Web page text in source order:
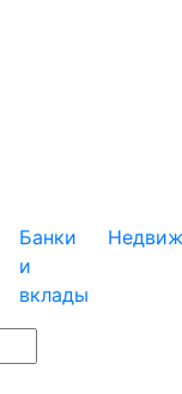
Банки
и
вклады